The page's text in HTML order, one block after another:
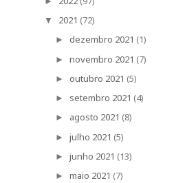
▼ 2021 (72)
► dezembro 2021 (1)
► novembro 2021 (7)
► outubro 2021 (5)
► setembro 2021 (4)
► agosto 2021 (8)
► julho 2021 (5)
► junho 2021 (13)
► maio 2021 (7)